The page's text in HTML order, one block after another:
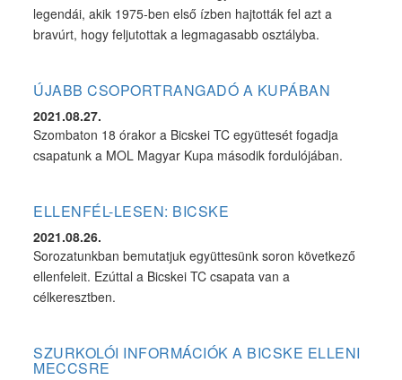
legendái, akik 1975-ben első ízben hajtották fel azt a
bravúrt, hogy feljutottak a legmagasabb osztályba.
ÚJABB CSOPORTRANGADÓ A KUPÁBAN
2021.08.27.
Szombaton 18 órakor a Bicskei TC együttesét fogadja
csapatunk a MOL Magyar Kupa második fordulójában.
ELLENFÉL-LESEN: BICSKE
2021.08.26.
Sorozatunkban bemutatjuk együttesünk soron következő
ellenfeleit. Ezúttal a Bicskei TC csapata van a
célkeresztben.
SZURKOLÓI INFORMÁCIÓK A BICSKE ELLENI
MECCSRE